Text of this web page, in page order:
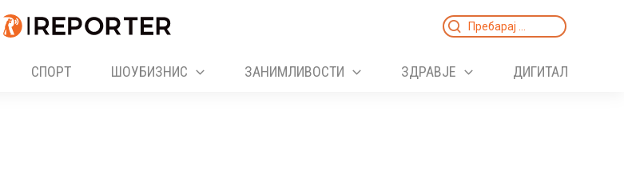
Search
СПОРТ ШОУБИЗНИС ЗАНИМЛИВОСТИ ЗДРАВЈЕ ДИГИТАЛ